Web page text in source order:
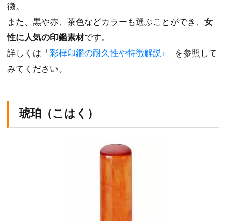
徴。
また、黒や赤、茶色などカラーも選ぶことができ、 女
性に人気の印鑑素材です。
詳しくは「 彩樺印鑑の耐久性や特徴解説
」を参照して
みてください。
琥珀（こはく）